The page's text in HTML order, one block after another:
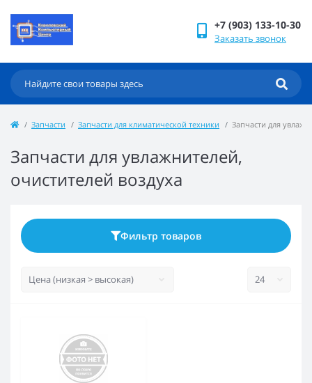
+7 (903) 133-10-30
Заказать звонок
Запчасти Запчасти для климатической техники Запчасти для
Запчасти для увлажнителей,
очистителей воздуха
Фильтр товаров